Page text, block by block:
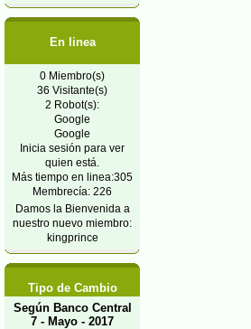
En linea
0 Miembro(s)
36 Visitante(s)
2 Robot(s):
Google
Google
Inicia sesión para ver
quien está.
Más tiempo en linea:305
Membrecía: 226
Damos la Bienvenida a
nuestro nuevo miembro:
kingprince
Tipo de Cambio
Según Banco Central
7 - Mayo - 2017